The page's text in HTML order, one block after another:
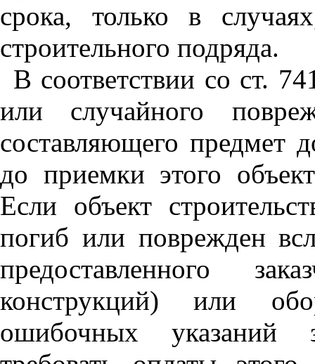
срока, только в
строительного подряда.
В соответствии со ст.
или случайного
составляющего предмет
до приемки этого
Если объект
погиб или поврежден
предоставленного
конструкций) или
ошибочных указаний